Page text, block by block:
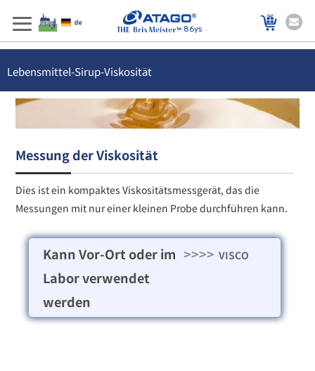
86ys
Lebensmittel-Sirup-Viskosität
Messung der Viskosität
Dies ist ein kompaktes Viskositätsmessgerät, das die
Messungen mit nur einer kleinen Probe durchführen kann.
Kann Vor-Ort oder im
Labor verwendet
werden
>>>> VISCO